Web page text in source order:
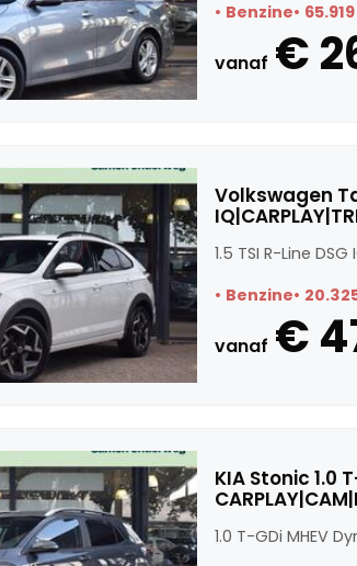
Benzine
vanaf €
Volkswagen
1.5 TSI R-Line DSG
Benzine
vanaf €
KIA Stonic 1.0
1.0 T-GDi MHEV